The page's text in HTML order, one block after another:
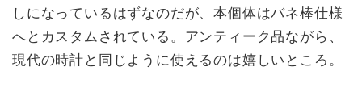
しになっているはずなのだが、本個体はバネ棒仕様
へとカスタムされている。アンティーク品ながら、
現代の時計と同じように使えるのは嬉しいところ。